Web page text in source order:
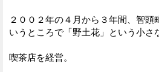
２００２年の４月から３年間、智頭
いうところで「野土花」という小さ
喫茶店を経営。